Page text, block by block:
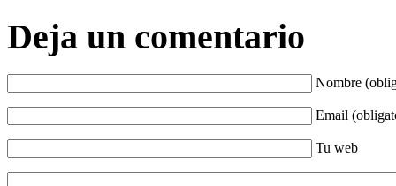
Deja un comentario
Nombre
Email
Tu web